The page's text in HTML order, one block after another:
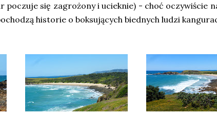
poczuje się zagrożony i ucieknie) - choć oczywiście
historie o boksujących biednych ludzi